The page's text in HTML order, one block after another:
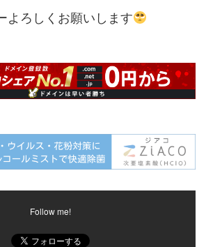
よろしくお願いします
Follow me!